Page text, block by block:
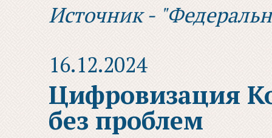
Источник -
16.12.2024
Цифровизация
без проблем